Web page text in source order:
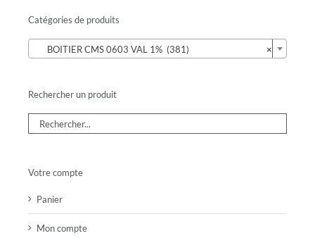
Catégories de produits
×
BOITIER CMS 0603 VAL 1% (381)
Rechercher un produit
Votre compte
Panier
Mon compte